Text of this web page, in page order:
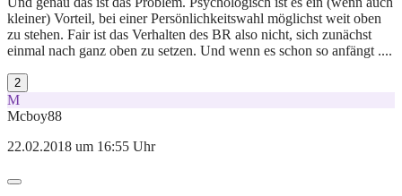
kleiner) Vorteil, bei einer Persönlichkeitswahl möglichst weit oben
zu stehen. Fair ist das Verhalten des BR also nicht, sich zunächst
einmal nach ganz oben zu setzen. Und wenn es schon so anfängt ....
2
M
Mcboy88
22.02.2018 um 16:55 Uhr